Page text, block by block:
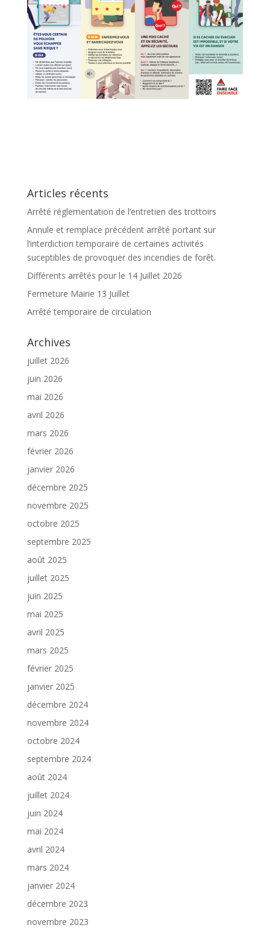
Articles récents
Arrêté réglementation de l’entretien des trottoirs
Annule et remplace précédent arrêté portant sur
l’interdiction temporaire de certaines activités
suceptibles de provoquer des incendies de forêt.
Différents arrêtés pour le 14 Juillet 2026
Fermeture Mairie 13 Juillet
Arrêté temporaire de circulation
Archives
juillet 2026
juin 2026
mai 2026
avril 2026
mars 2026
février 2026
janvier 2026
décembre 2025
novembre 2025
octobre 2025
septembre 2025
août 2025
juillet 2025
juin 2025
mai 2025
avril 2025
mars 2025
février 2025
janvier 2025
décembre 2024
novembre 2024
octobre 2024
septembre 2024
août 2024
juillet 2024
juin 2024
mai 2024
avril 2024
mars 2024
janvier 2024
décembre 2023
novembre 2023